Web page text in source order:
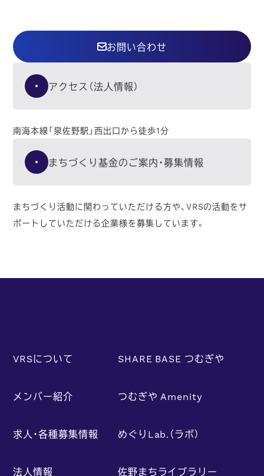
お問い合わせ
アクセス（法人情報）
南海本線「泉佐野駅」西出口から徒歩1分
まちづくり基金のご案内・募集情報
まちづくり活動に関わっていただける方や、VRSの活動をサ
ポートしていただける企業様を募集しています。
VRSについて
メンバー紹介
求人・各種募集情報
法人情報
SHARE BASE つむぎや
つむぎや Amenity
めぐりLab.（ラボ）
佐野まちライブラリー